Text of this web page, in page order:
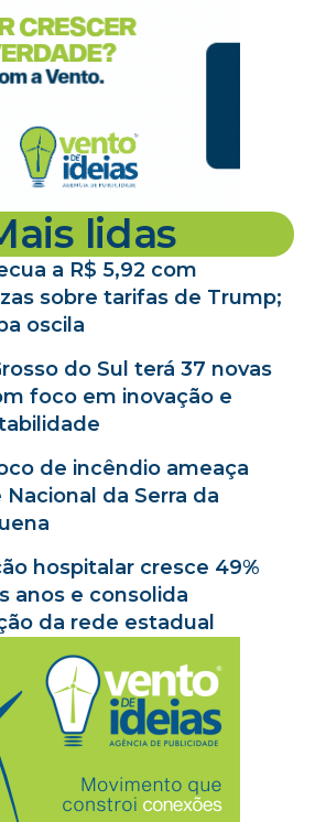
lidas
a R$ 5,92 com
sobre tarifas de Trump;
oscila
do Sul terá 37 novas
foco em inovação e
de incêndio ameaça
Nacional da Serra da
hospitalar cresce 49%
anos e consolida
da rede estadual